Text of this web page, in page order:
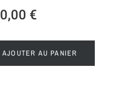
€
AJOUTER AU PANIER